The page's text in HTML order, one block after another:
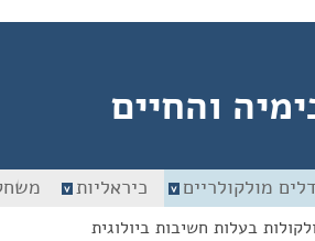
והחיים
מולקולריים כיראליות
בעלות חשיבות ביולוגית